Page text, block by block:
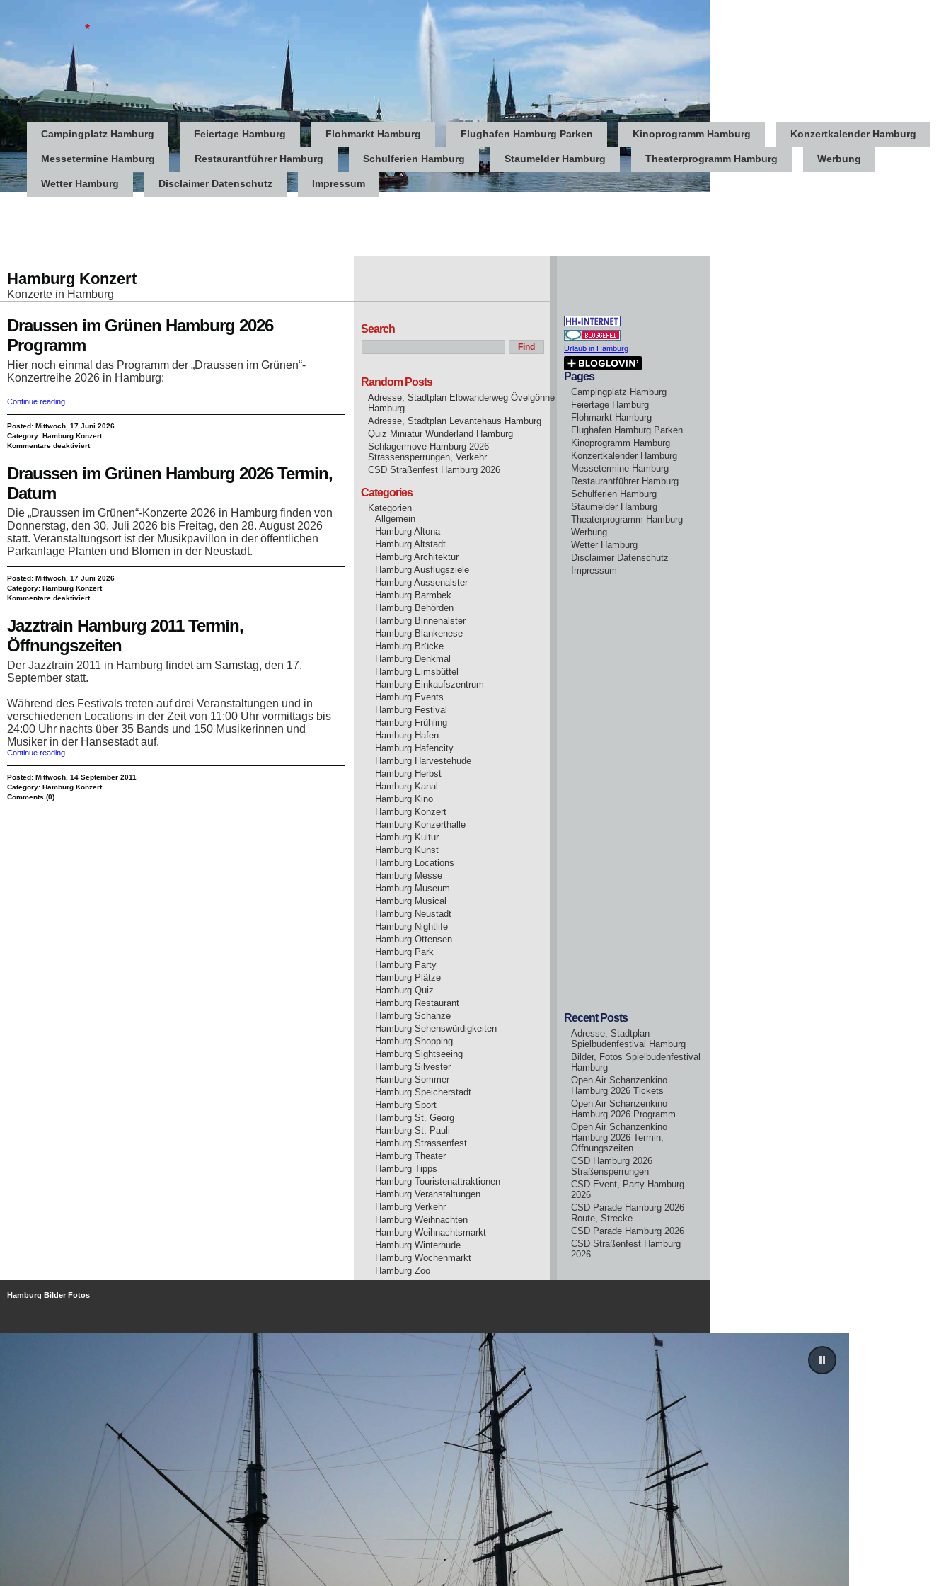
*
Campingplatz Hamburg Feiertage Hamburg Flohmarkt Hamburg Flughafen Hamburg Parken Kinoprogramm Hamburg Konzertkalender Hamburg
Messetermine Hamburg Restaurantführer Hamburg Schulferien Hamburg Staumelder Hamburg Theaterprogramm Hamburg Werbung
Wetter Hamburg Disclaimer Datenschutz Impressum
Hamburg Konzert
Konzerte in Hamburg
Draussen im Grünen Hamburg 2026
Programm
Hier noch einmal das Programm der „Draussen im Grünen“-
Konzertreihe 2026 in Hamburg:
Continue reading…
Posted: Mittwoch, 17 Juni 2026
Category: Hamburg Konzert
Kommentare deaktiviertfür
Grünen
Hamburg
Draussen im Grünen Hamburg 2026 Termin,
Datum
Die „Draussen im Grünen“-Konzerte 2026 in Hamburg finden von
Donnerstag, den 30. Juli 2026 bis Freitag, den 28. August 2026
statt. Veranstaltungsort ist der Musikpavillon in der öffentlichen
Parkanlage Planten und Blomen in der Neustadt.
Posted: Mittwoch, 17 Juni 2026
Category: Hamburg Konzert
Kommentare deaktiviertfür
Grünen
Hamburg
Termin,
Datum
Jazztrain Hamburg 2011 Termin,
Öffnungszeiten
Der Jazztrain 2011 in Hamburg findet am Samstag, den 17.
September statt.
Während des Festivals treten auf drei Veranstaltungen und in
verschiedenen Locations in der Zeit von 11:00 Uhr vormittags bis
24:00 Uhr nachts über 35 Bands und 150 Musikerinnen und
Musiker in der Hansestadt auf.
Continue reading…
Posted: Mittwoch, 14 September 2011
Category: Hamburg Konzert
Comments (0)
Search
Random Posts
Adresse, Stadtplan Elbwanderweg Övelgönne
Hamburg
Adresse, Stadtplan Levantehaus Hamburg
Quiz Miniatur Wunderland Hamburg
Schlagermove Hamburg 2026
Strassensperrungen, Verkehr
CSD Straßenfest Hamburg 2026
Categories
Kategorien
Allgemein
Hamburg Altona
Hamburg Altstadt
Hamburg Architektur
Hamburg Ausflugsziele
Hamburg Aussenalster
Hamburg Barmbek
Hamburg Behörden
Hamburg Binnenalster
Hamburg Blankenese
Hamburg Brücke
Hamburg Denkmal
Hamburg Eimsbüttel
Hamburg Einkaufszentrum
Hamburg Events
Hamburg Festival
Hamburg Frühling
Hamburg Hafen
Hamburg Hafencity
Hamburg Harvestehude
Hamburg Herbst
Hamburg Kanal
Hamburg Kino
Hamburg Konzert
Hamburg Konzerthalle
Hamburg Kultur
Hamburg Kunst
Hamburg Locations
Hamburg Messe
Hamburg Museum
Hamburg Musical
Hamburg Neustadt
Hamburg Nightlife
Hamburg Ottensen
Hamburg Park
Hamburg Party
Hamburg Plätze
Hamburg Quiz
Hamburg Restaurant
Hamburg Schanze
Hamburg Sehenswürdigkeiten
Hamburg Shopping
Hamburg Sightseeing
Hamburg Silvester
Hamburg Sommer
Hamburg Speicherstadt
Hamburg Sport
Hamburg St. Georg
Hamburg St. Pauli
Hamburg Strassenfest
Hamburg Theater
Hamburg Tipps
Hamburg Touristenattraktionen
Hamburg Veranstaltungen
Hamburg Verkehr
Hamburg Weihnachten
Hamburg Weihnachtsmarkt
Hamburg Winterhude
Hamburg Wochenmarkt
Hamburg Zoo
Urlaub in Hamburg
Pages
Campingplatz Hamburg
Feiertage Hamburg
Flohmarkt Hamburg
Flughafen Hamburg Parken
Kinoprogramm Hamburg
Konzertkalender Hamburg
Messetermine Hamburg
Restaurantführer Hamburg
Schulferien Hamburg
Staumelder Hamburg
Theaterprogramm Hamburg
Werbung
Wetter Hamburg
Disclaimer Datenschutz
Impressum
Recent Posts
Adresse, Stadtplan
Spielbudenfestival Hamburg
Bilder, Fotos Spielbudenfestival
Hamburg
Open Air Schanzenkino
Hamburg 2026 Tickets
Open Air Schanzenkino
Hamburg 2026 Programm
Open Air Schanzenkino
Hamburg 2026 Termin,
Öffnungszeiten
CSD Hamburg 2026
Straßensperrungen
CSD Event, Party Hamburg
2026
CSD Parade Hamburg 2026
Route, Strecke
CSD Parade Hamburg 2026
CSD Straßenfest Hamburg
2026
Hamburg Bilder Fotos